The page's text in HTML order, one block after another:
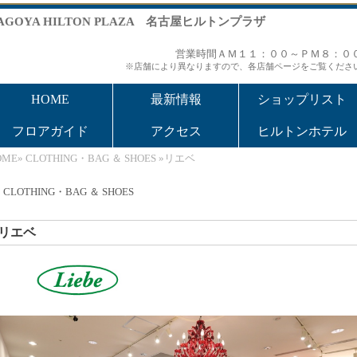
HILTON PLAZA 名古屋ヒルトンプラザ
営業時間ＡＭ１１：００～ＰＭ８：０
※店舗により異なりますので、各店舗ページをご覧くださ
HOME 最新情報 ショップリスト
フロアガイド アクセス ヒルトンホテル
» CLOTHING・BAG ＆ SHOES »リエベ
CLOTHING・BAG ＆ SHOES
エベ